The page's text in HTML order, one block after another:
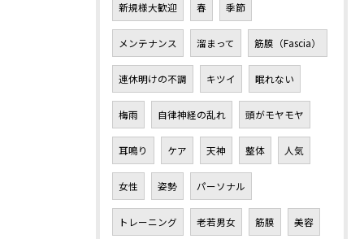
新規様大歓迎 春 季節
メンテナンス 溜まって 筋膜（Fascia）
連休明けの不調 キツイ 眠れない
梅雨 自律神経の乱れ 頭がモヤモヤ
耳鳴り ケア 天神 整体 人気
女性 姿勢 パーソナル
トレーニング 老若男女 筋膜 美容